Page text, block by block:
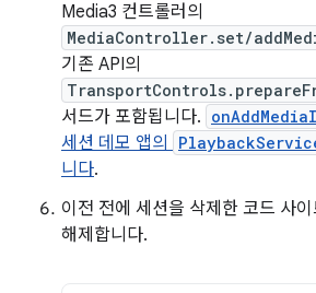
Media3 컨트롤러의
MediaController.set/
기존 API의
서드가 포함됩니다.
세션 데모 앱의
니다.
이전 전에 세션을 삭제한 코드 사
해제합니다.